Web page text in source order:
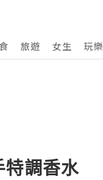
旅遊 女生 玩樂
特調香水